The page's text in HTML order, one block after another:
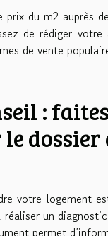
prix du m2 auprès
de rédiger
de vente
:
votre logement
un